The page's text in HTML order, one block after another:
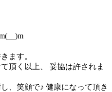
ます。
頂く以上、 妥協は許されま
、笑顔で♪ 健康になって頂き